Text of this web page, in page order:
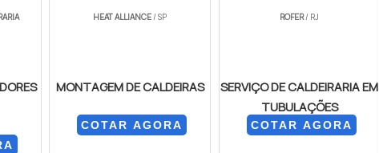
HEAT ALLIANCE/ SP
MONTAGEM DE CALDEIRAS
COTAR AGORA
ROFER/ RJ
SERVIÇO DE CALDEIRARIA EM
TUBULAÇÕES
COTAR AGORA